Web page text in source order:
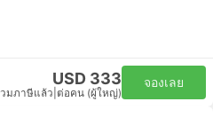
USD 333
มภาษีแล้ว ต่อคน (ผู้ใหญ่)
จองเลย